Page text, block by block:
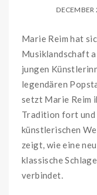
Marie Reim hat
Musiklandschaft
jungen
legendären
setzt Marie Reim
Tradition fort
künstlerischen
zeigt, wie eine
klassische
verbindet.